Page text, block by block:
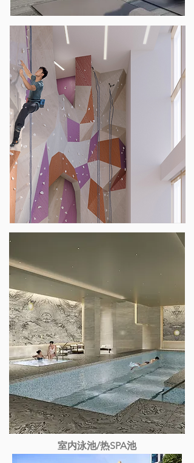
室内泳池/热SPA池